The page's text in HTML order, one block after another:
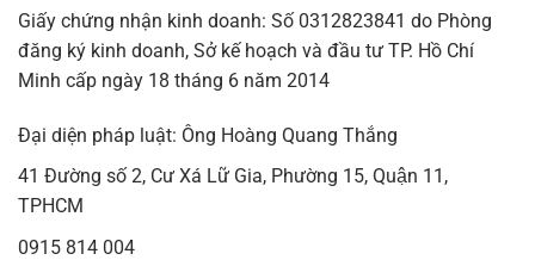
Giấy chứng nhận kinh doanh: Số 0312823841 do Phòng
đăng ký kinh doanh, Sở kế hoạch và đầu tư TP. Hồ Chí
Minh cấp ngày 18 tháng 6 năm 2014
Đại diện pháp luật: Ông Hoàng Quang Thắng
41 Đường số 2, Cư Xá Lữ Gia, Phường 15, Quận 11,
TPHCM
0915 814 004